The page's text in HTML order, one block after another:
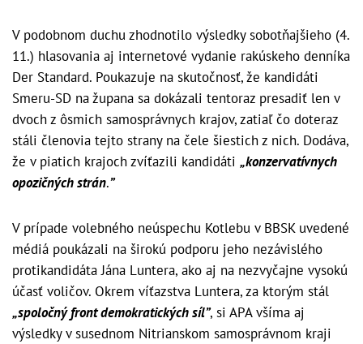
V podobnom duchu zhodnotilo výsledky sobotňajšieho (4.
11.) hlasovania aj internetové vydanie rakúskeho denníka
Der Standard. Poukazuje na skutočnosť, že kandidáti
Smeru-SD na župana sa dokázali tentoraz presadiť len v
dvoch z ôsmich samosprávnych krajov, zatiaľ čo doteraz
stáli členovia tejto strany na čele šiestich z nich. Dodáva,
že v piatich krajoch zvíťazili kandidáti „konzervatívnych
opozičných strán.”
V prípade volebného neúspechu Kotlebu v BBSK uvedené
médiá poukázali na širokú podporu jeho nezávislého
protikandidáta Jána Luntera, ako aj na nezvyčajne vysokú
účasť voličov. Okrem víťazstva Luntera, za ktorým stál
„spoločný front demokratických síl”, si APA všíma aj
výsledky v susednom Nitrianskom samosprávnom kraji